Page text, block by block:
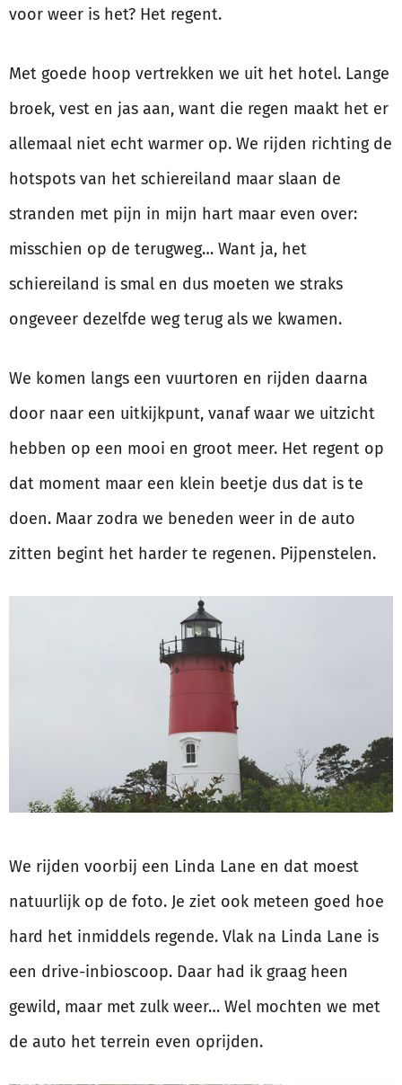
voor weer is het? Het regent.
Met goede hoop vertrekken we uit het hotel. Lange
broek, vest en jas aan, want die regen maakt het er
allemaal niet echt warmer op. We rijden richting de
hotspots van het schiereiland maar slaan de
stranden met pijn in mijn hart maar even over:
misschien op de terugweg… Want ja, het
schiereiland is smal en dus moeten we straks
ongeveer dezelfde weg terug als we kwamen.
We komen langs een vuurtoren en rijden daarna
door naar een uitkijkpunt, vanaf waar we uitzicht
hebben op een mooi en groot meer. Het regent op
dat moment maar een klein beetje dus dat is te
doen. Maar zodra we beneden weer in de auto
zitten begint het harder te regenen. Pijpenstelen.
We rijden voorbij een Linda Lane en dat moest
natuurlijk op de foto. Je ziet ook meteen goed hoe
hard het inmiddels regende. Vlak na Linda Lane is
een drive-inbioscoop. Daar had ik graag heen
gewild, maar met zulk weer… Wel mochten we met
de auto het terrein even oprijden.